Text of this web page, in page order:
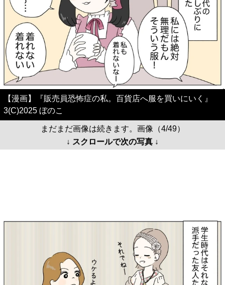
【漫画】『販売員恐怖症の私。百貨店へ服を買いにいく』
3(C)2025 ぼのこ
まだまだ画像は続きます。画像（4/49）
↓ スクロールで次の写真 ↓